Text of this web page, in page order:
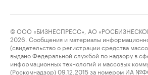
© ООО «БИЗНЕСПРЕСС», АО
2026. Сообщения и материалы
(свидетельство о регистрации средства
выдано Федеральной службой по надзору в
информационных технологий и массовых
(Роскомнадзор) 09.12.2015 за номером ИА